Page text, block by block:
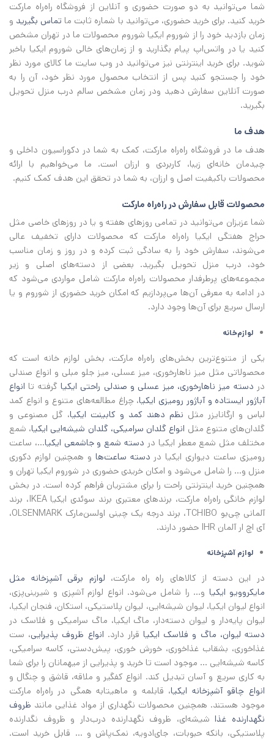
شما می‌توانید به دو صورت حضوری و آنلاین از فروشگاه راه‌راه مارکت
خرید کنید. برای خرید حضوری، می‌توانید با شماره ثابت ما تماس بگیرید و
زمان بازدید خود را از شوروم ایکیا شوروم محصولات ما در تهران مشخص
کنید یا در واتس‌اپ پیام بگذارید و از زمان‌های خالی شوروم ایکیا باخبر
شوید. برای خرید اینترنتی نیز می‌توانید در وب سایت ما کالای مورد نظر
خود را جستجو کنید پس از انتخاب محصول مورد نظر خود، آن را به
صورت آنلاین سفارش دهید ودر زمان مشخص سالم درب منزل تحویل
بگیرید.
هدف ما
هدف ما در فروشگاه راه‌راه مارکت، کمک به شما در دکوراسیون داخلی و
چیدمان خانه‌ای زیبا، کاربردی و ارزان است. ما می‌خواهیم با ارائه
محصولات باکیفیت اصل و ارزان، به شما در تحقق این هدف کمک کنیم.
محصولات قابل سفارش در راه‌راه مارکت
شما عزیزان می‌توانید در تمامی روزهای هفته و یا در روزهای خاصی مثل
حراج هفتگی ایکیا راه‌راه مارکت که محصولات دارای تخفیف عالی
می‌شوند، سفارش خود را به سادگی ثبت کرده و در روز و زمان مناسب
خود، درب منزل تحویل بگیرید. بعضی از دسته‌های اصلی و زیر
مجموعه‌های پرطرفدار محصولات راه‌راه مارکت شامل مواردی می‌شود که
در ادامه به معرفی آن‌ها می‌پردازیم که امکان خرید حضوری از شوروم و یا
ارسال سریع برای آن‌ها وجود دارد.
لوازم‌خانه
یکی از متنوع‌ترین بخش‌های راه‌راه مارکت، بخش لوازم خانه است که
محصولاتی مثل میز ناهارخوری، میز عسلی، میز جلو مبلی و انواع صندلی
در دسته میز ناهارخوری، میز عسلی و صندلی راحتی ایکیا گرفته تا انواع
آباژور ایستاده و آباژور رومیزی ایکیا، چراغ مطالعه‌های متنوع و انواع کمد
لباس و ارگانایزر مثل نظم دهند کمد و کابینت ایکیا، گل مصنوعی و
گلدان‌های متنوع مثل انواع گلدان سرامیکی، گلدان شیشه‌ایی ایکیا، شمع
مختلف مثل شمع معطر ایکیا در دسته شمع و جاشمعی ایکیا...، ساعت
رومیزی ساعت دیواری ایکیا در دسته ساعت‌ها و همچنین لوازم دکوری
منزل و... را شامل می‌شود و امکان خریدی حضوری در شوروم ایکیا تهران و
همچنین خرید اینترنتی راحت را برای مشتریان فراهم کرده است. در بخش
لوازم خانگی راه‌راه مارکت، برندهای معتبری برند سوئدی ایکیا IKEA، برند
آلمانی چی‌بو TCHIBO، برند درجه یک چینی اولسن‌مارک OLSENMARK،
آی اچ‌ ار آلمان IHR حضور دارند.
لوازم‌ آشپزخانه
در این دسته از کالاهای راه راه مارکت، لوازم برقی آشپزخانه مثل
مایکروویو ایکیا و... را شامل می‌شود. انواع لوازم آشپزی و شیرینی‌پزی،
انواع لیوان ایکیا، لیوان شیشه‌ایی، لیوان پلاستیکی، استکان، فنجان ایکیا،
لیوان پایه‌دار و لیوان دسته‌دار، ماگ ایکیا، ماگ سرامیکی و فلاسک در
دسته لیوان، ماگ و فلاسک ایکیاقرار دارد. انواع ظروف پذیرایی، ست
غذاخوری، بشقاب غذاخوری، خورش خوری، پیش‌دستی، کاسه سرامیکی،
کاسه شیشه‌ایی ... موجود است تا خرید و پذیرایی از میهمانان را برای شما
به کاری سریع و آسان تبدیل کند. انواع کفگیر و ملاقه، قاشق و چنگال و
انواع چاقو آشپزخانه ایکیا، قابلمه و ماهیتابه همگی در راه‌راه مارکت
موجود هستند. همچنین محصولات نگهداری از مواد غذایی مانند ظروف
نگهدارنده غذاشیشه‌ای، ظروف نگهدارنده درب‌دار و ظروف نگدارنده
پلاستیکی، بانکه حبوبات، جای‌ادویه، نمک‌پاش و ... قابل خرید است.